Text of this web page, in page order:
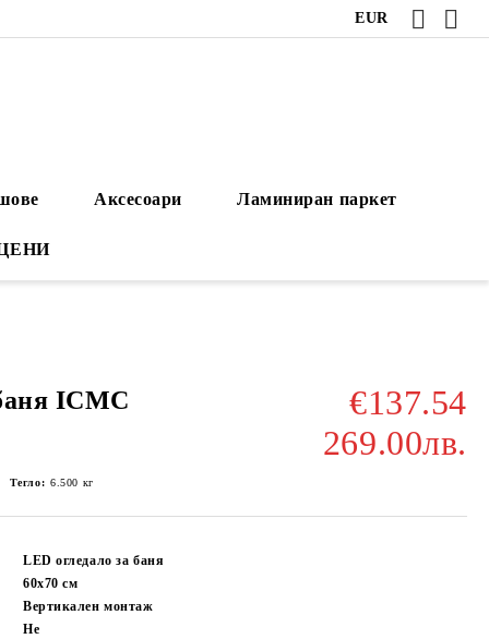
EUR
Аксесоари Ламиниран паркет
ICMC
€137.54
269.00лв.
Тегло: 6.500 кг
LED огледало за баня
60х70см
Вертикален монтаж
Не